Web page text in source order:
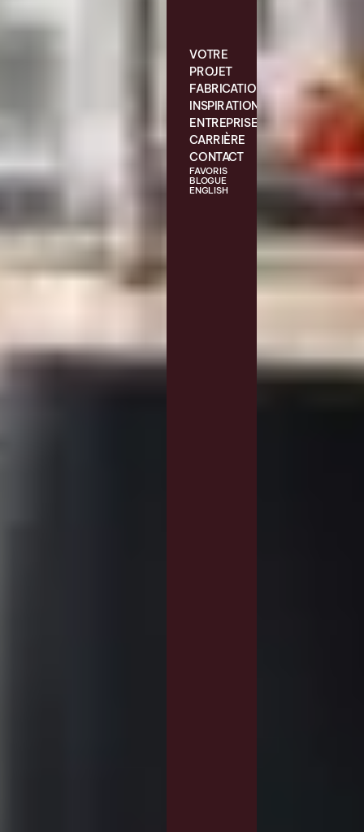
VOTRE
PROJET
FABRICATION
INSPIRATIONS
ENTREPRISE
CARRIÈRE
CONTACT
FAVORIS
BLOGUE
ENGLISH